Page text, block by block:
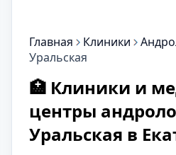
Главная Клиники
Уральская
🏥 Клиники и
центры
Уральская в